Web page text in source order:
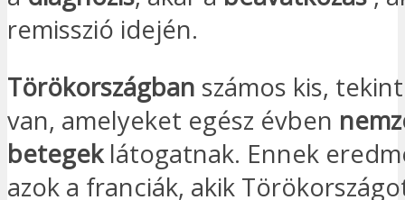
remisszió idején.
Törökországban számos kis,
van, amelyeket egész évben
betegeklátogatnak. Ennek
azok a franciák, akik